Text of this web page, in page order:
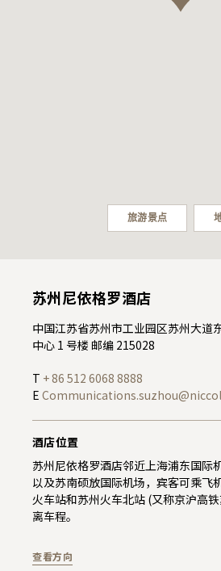
旅游景点
苏州尼依格罗酒店
中国江苏省苏州市工业园区苏州大道
中心 1 号楼 邮编 215028
T + 86 512 6068 8888
E
酒店位置
苏州尼依格罗酒店邻近上海浦东国际
以及苏南硕放国际机场，宾客可乘飞
火车站和苏州火车北站 (又称京沪高
离车程。
查看方向